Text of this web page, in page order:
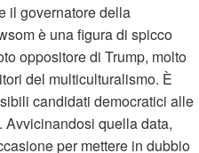
il governatore della
è una figura di spicco
oppositore di Trump, molto
del multiculturalismo. È
candidati democratici alle
quella data,
per mettere in dubbio